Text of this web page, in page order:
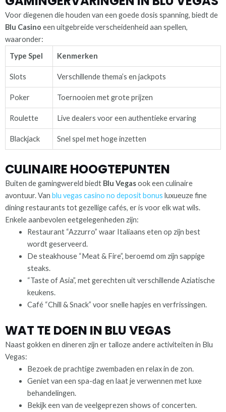
Voor diegenen die houden van een goede dosis spanning, biedt de
Blu Casino een uitgebreide verscheidenheid aan spellen,
waaronder:
Type Spel
Kenmerken
Slots Verschillende thema’s en jackpots
Poker Toernooien met grote prijzen
Roulette Live dealers voor een authentieke ervaring
Blackjack Snel spel met hoge inzetten
CULINAIRE HOOGTEPUNTEN
Buiten de gamingwereld biedt Blu Vegasook een culinaire
avontuur. Van blu vegas casino no deposit bonus luxueuze fine
dining restaurants tot gezellige cafés, er is voor elk wat wils.
Enkele aanbevolen eetgelegenheden zijn:
Restaurant “Azzurro” waar Italiaans eten op zijn best
wordt geserveerd.
De steakhouse “Meat & Fire”, beroemd om zijn sappige
steaks.
“Taste of Asia”, met gerechten uit verschillende Aziatische
keukens.
Café “Chill & Snack” voor snelle hapjes en verfrissingen.
WAT TE DOEN IN BLU VEGAS
Naast gokken en dineren zijn er talloze andere activiteiten in Blu
Vegas:
Bezoek de prachtige zwembaden en relax in de zon.
Geniet van een spa-dag en laat je verwennen met luxe
behandelingen.
Bekijk een van de veelgeprezen shows of concerten.